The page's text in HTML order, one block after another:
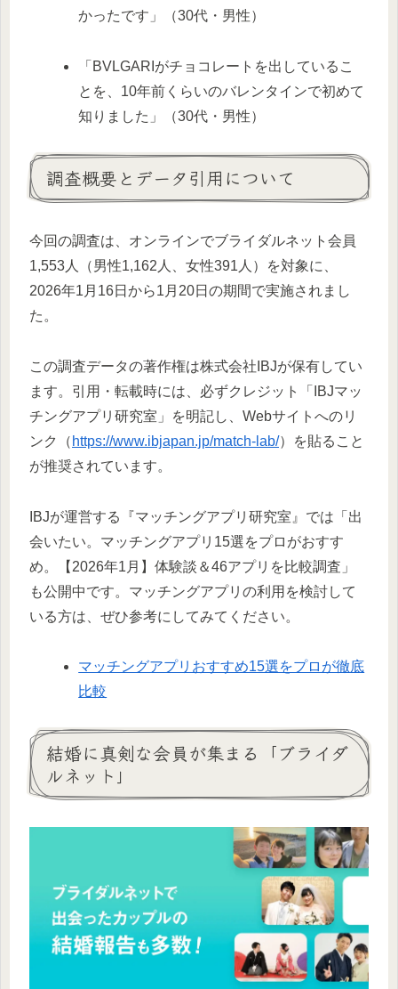
かったです」（30代・男性）
「BVLGARIがチョコレートを出しているこ
とを、10年前くらいのバレンタインで初めて
知りました」（30代・男性）
調査概要とデータ引用について
今回の調査は、オンラインでブライダルネット会員
1,553人（男性1,162人、女性391人）を対象に、
2026年1月16日から1月20日の期間で実施されまし
た。
この調査データの著作権は株式会社IBJが保有してい
ます。引用・転載時には、必ずクレジット「IBJマッ
チングアプリ研究室」を明記し、Webサイトへのリ
ンク（ https://www.ibjapan.jp/match-lab/）を貼ること
が推奨されています。
IBJが運営する『マッチングアプリ研究室』では「出
会いたい。マッチングアプリ15選をプロがおすす
め。【2026年1月】体験談＆46アプリを比較調査」
も公開中です。マッチングアプリの利用を検討して
いる方は、ぜひ参考にしてみてください。
マッチングアプリおすすめ15選をプロが徹底
比較
結婚に真剣な会員が集まる「ブライダ
ルネット」